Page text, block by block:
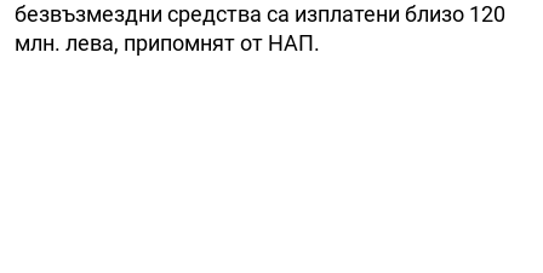
безвъзмездни средства са изплатени близо 120
млн. лева, припомнят от НАП.